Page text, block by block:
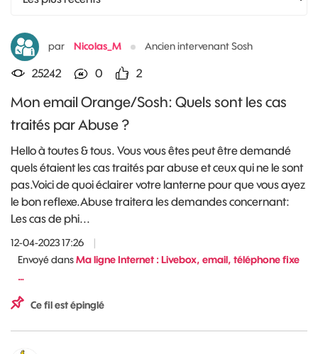
Mon email Orange/Sosh: Quels sont les cas
traités par Abuse ?
Hello à toutes & tous. Vous vous êtes peut être demandé
quels étaient les cas traités par abuse et ceux qui ne le sont
pas.Voici de quoi éclairer votre lanterne pour que vous ayez
le bon reflexe.Abuse traitera les demandes concernant:
Les cas de phi...
12-04-2023 17:26
|
Envoyé dansMa ligne Internet : Livebox, email, téléphone fixe
…
Ce fil est épinglé
par Nicolas_M Ancien intervenant Sosh
25242 0 2